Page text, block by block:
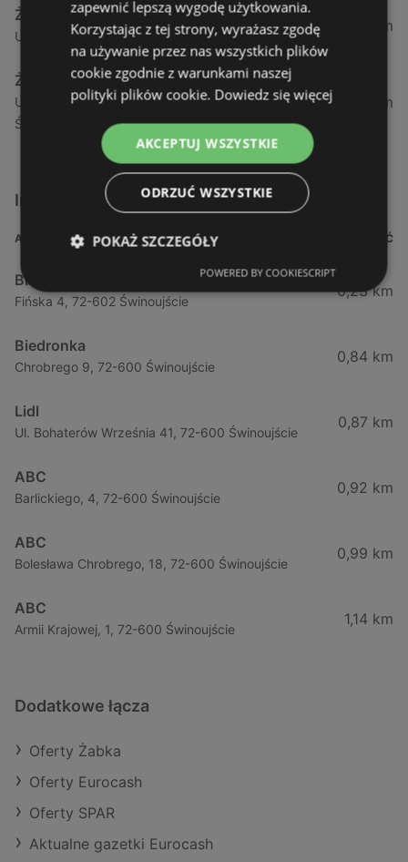
Żabka
Ul. Armii Krajowej 12 / 1a, 72-600 Świnoujście
1,04 km
Żabka
Ul. Wybrzeże Wł. Iv 26/27 Lok. Lu, 72-600
Świnoujście
1,05 km
Inne sklepy Supermarkety w pobliżu
ADRES ODLEGŁOŚĆ
Biedronka
Fińska 4, 72-602 Świnoujście
0,23 km
Biedronka
Chrobrego 9, 72-600 Świnoujście
0,84 km
Lidl
Ul. Bohaterów Września 41, 72-600 Świnoujście
0,87 km
ABC
Barlickiego, 4, 72-600 Świnoujście
0,92 km
ABC
Bolesława Chrobrego, 18, 72-600 Świnoujście
0,99 km
ABC
Armii Krajowej, 1, 72-600 Świnoujście
1,14 km
Dodatkowe łącza
Oferty Żabka
Oferty Eurocash
Oferty SPAR
Aktualne gazetki Eurocash
zapewnić lepszą wygodę użytkowania.
Korzystając z tej strony, wyrażasz zgodę
na używanie przez nas wszystkich plików
cookie zgodnie z warunkami naszej
polityki plików cookie. Dowiedz się więcej
AKCEPTUJ WSZYSTKIE
ODRZUĆ WSZYSTKIE
POKAŻ SZCZEGÓŁY
POWERED BY COOKIESCRIPT